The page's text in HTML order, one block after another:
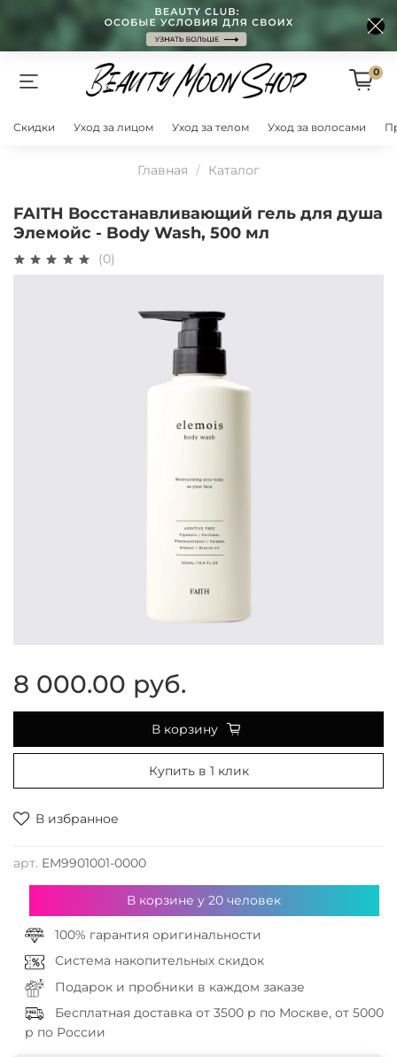
0
Скидки Уход за лицом Уход за телом Уход за волосами
Главная Каталог
FAITH Восстанавливающий гель для душа
Элемойс - Body Wash, 500 мл
(0)
В избранное
арт. EM9901001-0000
8 000.00 руб.
В корзину
Купить в 1 клик
В корзине у20 человек
100% гарантия оригинальности
Система накопительных скидок
Подарок и пробники в каждом заказе
Бесплатная доставка от 3500 р по Москве, от 5000
р по России